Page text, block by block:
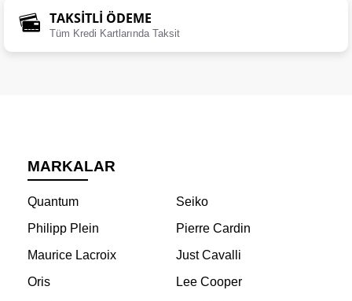
TAKSİTLİ ÖDEME
Tüm Kredi Kartlarında Taksit
MARKALAR
Quantum
Seiko
Philipp Plein
Pierre Cardin
Maurice Lacroix
Just Cavalli
Oris
Lee Cooper